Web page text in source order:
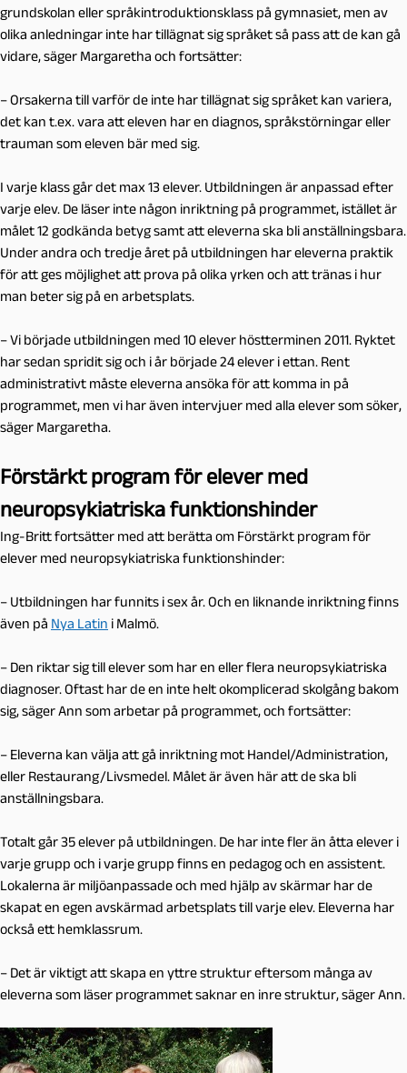
grundskolan eller språkintroduktionsklass på gymnasiet, men av
olika anledningar inte har tillägnat sig språket så pass att de kan gå
vidare, säger Margaretha och fortsätter:
– Orsakerna till varför de inte har tillägnat sig språket kan variera,
det kan t.ex. vara att eleven har en diagnos, språkstörningar eller
trauman som eleven bär med sig.
I varje klass går det max 13 elever. Utbildningen är anpassad efter
varje elev. De läser inte någon inriktning på programmet, istället är
målet 12 godkända betyg samt att eleverna ska bli anställningsbara.
Under andra och tredje året på utbildningen har eleverna praktik
för att ges möjlighet att prova på olika yrken och att tränas i hur
man beter sig på en arbetsplats.
– Vi började utbildningen med 10 elever höstterminen 2011. Ryktet
har sedan spridit sig och i år började 24 elever i ettan. Rent
administrativt måste eleverna ansöka för att komma in på
programmet, men vi har även intervjuer med alla elever som söker,
säger Margaretha.
Förstärkt program för elever med
neuropsykiatriska funktionshinder
Ing-Britt fortsätter med att berätta om Förstärkt program för
elever med neuropsykiatriska funktionshinder:
– Utbildningen har funnits i sex år. Och en liknande inriktning finns
även på Nya Latin i Malmö.
– Den riktar sig till elever som har en eller flera neuropsykiatriska
diagnoser. Oftast har de en inte helt okomplicerad skolgång bakom
sig, säger Ann som arbetar på programmet, och fortsätter:
– Eleverna kan välja att gå inriktning mot Handel/Administration,
eller Restaurang/Livsmedel. Målet är även här att de ska bli
anställningsbara.
Totalt går 35 elever på utbildningen. De har inte fler än åtta elever i
varje grupp och i varje grupp finns en pedagog och en assistent.
Lokalerna är miljöanpassade och med hjälp av skärmar har de
skapat en egen avskärmad arbetsplats till varje elev. Eleverna har
också ett hemklassrum.
– Det är viktigt att skapa en yttre struktur eftersom många av
eleverna som läser programmet saknar en inre struktur, säger Ann.